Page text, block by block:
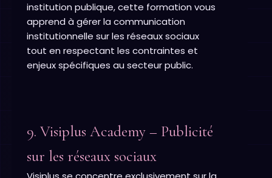
institution publique, cette formation vous
apprend à gérer la communication
institutionnelle sur les réseaux sociaux
tout en respectant les contraintes et
enjeux spécifiques au secteur public.
9. Visiplus Academy – Publicité
sur les réseaux sociaux